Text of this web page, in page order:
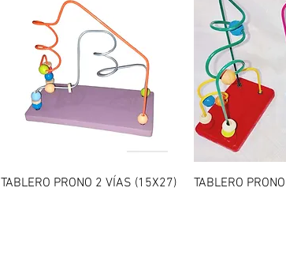
Vista rápida
TABLERO PRONO 2 VÍAS (15X27) Vista
TABLERO